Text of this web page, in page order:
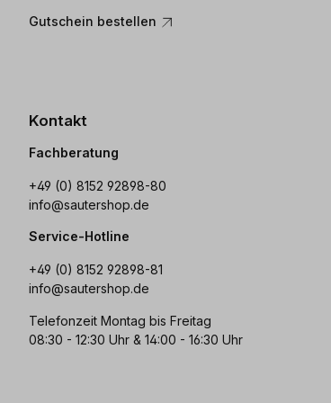
Gutschein bestellen
Kontakt
Fachberatung
+49 (0) 8152 92898-80
info@sautershop.de
Service-Hotline
+49 (0) 8152 92898-81
info@sautershop.de
Telefonzeit Montag bis Freitag
08:30 - 12:30 Uhr & 14:00 - 16:30 Uhr